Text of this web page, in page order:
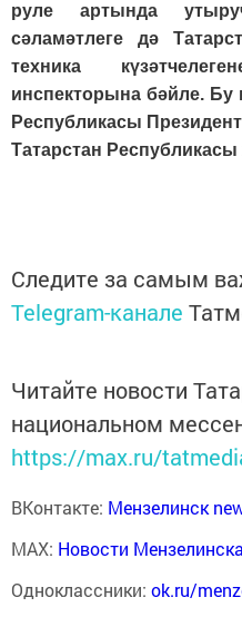
руле артында
сәламәтлеге дә
техника
инспекторына бәйле. Бу
Республикасы
Татарстан Республикасы
Следите за самым
Telegram-канале
Читайте новости
национальном
https://max.ru/
ВКонтакте: Мензелинск
MAX: Новости
Одноклассники: ok.ru/